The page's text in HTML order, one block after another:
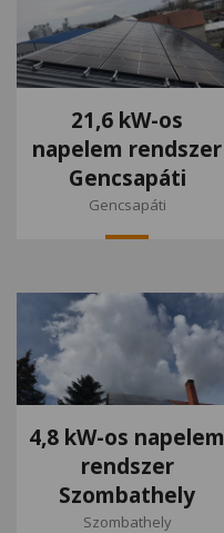
21,6 kW-os
napelem rendszer
Gencsapáti
Gencsapáti
4,8 kW-os napelem
rendszer
Szombathely
Szombathely